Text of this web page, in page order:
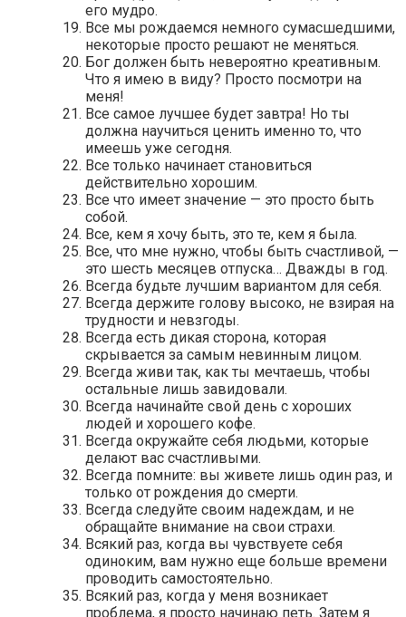
его мудро.
Все мы рождаемся немного сумасшедшими,
некоторые просто решают не меняться.
Бог должен быть невероятно креативным.
Что я имею в виду? Просто посмотри на
меня!
Все самое лучшее будет завтра! Но ты
должна научиться ценить именно то, что
имеешь уже сегодня.
Все только начинает становиться
действительно хорошим.
Все что имеет значение — это просто быть
собой.
Все, кем я хочу быть, это те, кем я была.
Все, что мне нужно, чтобы быть счастливой, —
это шесть месяцев отпуска… Дважды в год.
Всегда будьте лучшим вариантом для себя.
Всегда держите голову высоко, не взирая на
трудности и невзгоды.
Всегда есть дикая сторона, которая
скрывается за самым невинным лицом.
Всегда живи так, как ты мечтаешь, чтобы
остальные лишь завидовали.
Всегда начинайте свой день с хороших
людей и хорошего кофе.
Всегда окружайте себя людьми, которые
делают вас счастливыми.
Всегда помните: вы живете лишь один раз, и
только от рождения до смерти.
Всегда следуйте своим надеждам, и не
обращайте внимание на свои страхи.
Всякий раз, когда вы чувствуете себя
одиноким, вам нужно еще больше времени
проводить самостоятельно.
Всякий раз, когда у меня возникает
проблема, я просто начинаю петь. Затем я